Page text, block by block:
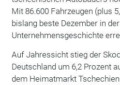
Mit 86.600 Fahrzeugen (plus
bislang beste Dezember in der
Unternehmensgeschichte
Auf Jahressicht stieg der
Deutschland um 6,2 Prozent
dem Heimatmarkt